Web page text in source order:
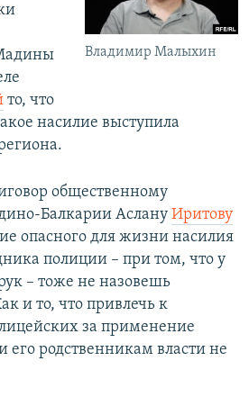
Владимир Малыхин
то, что
насилие выступила
общественному
Балкарии Аслану Иритову
опасного для жизни насилия
полиции – при том, что у
– тоже не назовешь
и то, что привлечь к
за применение
его родственникам власти не